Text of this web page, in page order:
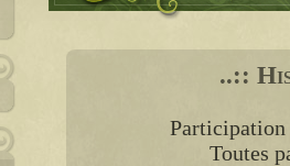
..::
Participation
Toutes